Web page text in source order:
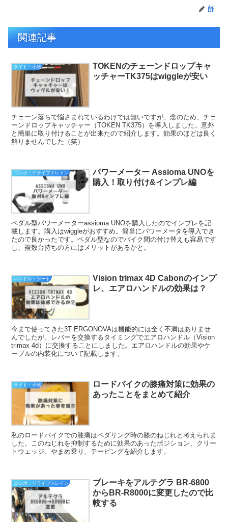
酢
関連記事
ライト・小物
TOKENのチェーンドロップキャ
ッチャーTK375はwiggleが安い
チェーン落ちで悩さまれているわけでは無いですが、念のため、チェ
ーンドロップキャッチャー（TOKEN TK375）を導入しました。意外
と簡単に取り付けることが出来たので紹介します。効果のほどは良く
解りませんでした（笑）
コンポ・ドライブトレイン
パワーメーター Assioma UNOを
購入！取り付け&インプレ編
ペダル型パワーメーターassioma UNOを購入したのでインプレを記
載します。購入はwiggleがおすすめ。簡単にパワーメータを導入でき
たので良かったです。ペダル型なのでバイク間の付け替えも容易です
し、複数台持ちの方にはメリットがあるかと。
ハンドル・シート
Vision trimax 4D Cabonのインプ
レ、エアロハンドルの効果は？
今まで使ってきた3T ERGONOVAは機能的には全く不満はありませ
んでしたが、レバーを交換するタイミングでエアロハンドル（Vision
trimax 4d）に交換することにしました。エアロハンドルの効果やケ
ーブルの内装化について記載します。
ライト・小物
ロードバイクの膝痛対策に効果の
あったことをまとめて紹介
私のロードバイクでの膝痛はペダリング時の膝のねじれと考えられま
した。このねじれを抑制するために効果のあったポジション、クリー
トウェッジ、やまめ乗り、テーピングを紹介します。
コンポ・ドライブトレイン
ブレーキをアルテグラ BR-6800
からBR-R8000に変更したので比
較する